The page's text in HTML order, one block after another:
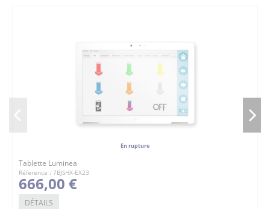
En rupture
Tablette Luminea
Réference : 7BJSHX-EX23
666,00 €
DÉTAILS